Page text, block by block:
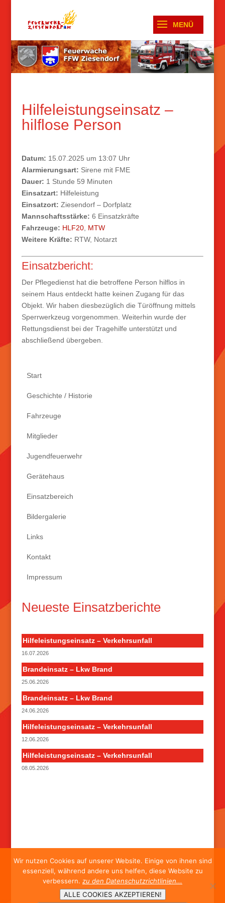
Hilfeleistungseinsatz –
hilflose Person
Datum: 15.07.2025 um 13:07 Uhr
Alarmierungsart: Sirene mit FME
Dauer: 1 Stunde 59 Minuten
Einsatzart: Hilfeleistung
Einsatzort: Ziesendorf – Dorfplatz
Mannschaftsstärke: 6 Einsatzkräfte
Fahrzeuge: HLF20, MTW
Weitere Kräfte: RTW, Notarzt
Einsatzbericht:
Der Pflegedienst hat die betroffene Person hilflos in
seinem Haus entdeckt hatte keinen Zugang für das
Objekt. Wir haben diesbezüglich die Türöffnung mittels
Sperrwerkzeug vorgenommen. Weiterhin wurde der
Rettungsdienst bei der Tragehilfe unterstützt und
abschließend übergeben.
Start
Geschichte / Historie
Fahrzeuge
Mitglieder
Jugendfeuerwehr
Gerätehaus
Einsatzbereich
Bildergalerie
Links
Kontakt
Impressum
Neueste Einsatzberichte
Hilfeleistungseinsatz – Verkehrsunfall
16.07.2026
Brandeinsatz – Lkw Brand
25.06.2026
Brandeinsatz – Lkw Brand
24.06.2026
Hilfeleistungseinsatz – Verkehrsunfall
12.06.2026
Hilfeleistungseinsatz – Verkehrsunfall
08.05.2026
Wir nutzen Cookies auf unserer Website. Einige von ihnen sind
essenziell, während andere uns helfen, diese Website zu
verbessern. zu den Datenschutzrichtlinien...
ALLE COOKIES AKZEPTIEREN!